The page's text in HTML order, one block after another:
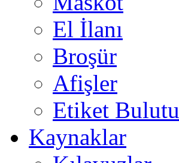
El İlanı
Broşür
Afişler
Etiket Bulutu
Kaynaklar